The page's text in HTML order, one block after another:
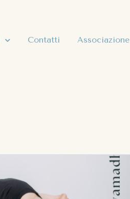
Contatti Associazione